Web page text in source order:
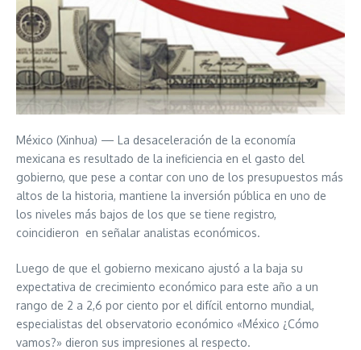
México (Xinhua) — La desaceleración de la economía
mexicana es resultado de la ineficiencia en el gasto del
gobierno, que pese a contar con uno de los presupuestos más
altos de la historia, mantiene la inversión pública en uno de
los niveles más bajos de los que se tiene registro,
coincidieron en señalar analistas económicos.
Luego de que el gobierno mexicano ajustó a la baja su
expectativa de crecimiento económico para este año a un
rango de 2 a 2,6 por ciento por el difícil entorno mundial,
especialistas del observatorio económico «México ¿Cómo
vamos?» dieron sus impresiones al respecto.